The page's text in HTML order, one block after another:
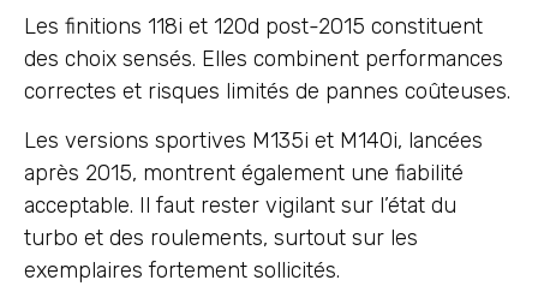
Les finitions 118i et 120d post-2015 constituent
des choix sensés. Elles combinent performances
correctes et risques limités de pannes coûteuses.
Les versions sportives M135i et M140i, lancées
après 2015, montrent également une fiabilité
acceptable. Il faut rester vigilant sur l’état du
turbo et des roulements, surtout sur les
exemplaires fortement sollicités.